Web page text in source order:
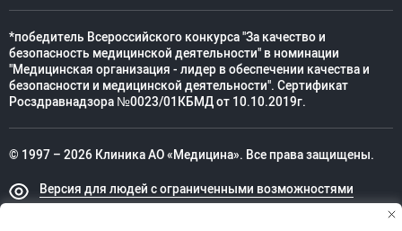
*победитель Всероссийского конкурса "За качество и
безопасность медицинской деятельности" в номинации
"Медицинская организация - лидер в обеспечении качества и
безопасности и медицинской деятельности". Сертификат
Росздравнадзора №0023/01КБМД от 10.10.2019г.
© 1997 – 2026 Клиника АО «Медицина». Все права защищены.
Версия для людей с ограниченными возможностями